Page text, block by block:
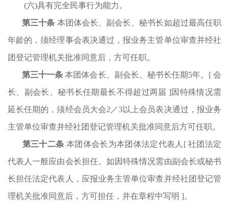
(六)具有完全民事行为能力 。
第三十条 本团体会长 、副会长 、秘书长如超过最高任职
年龄的，须经理事会表决通过，报业务主管单位审查并经社
团登记管理机关批准同意后，方可任职。
第三十一条 本团体会长 副会长 、秘书长任期5年。 [会
长
副会长 、秘书长任期最长不得超过两届 ]因特殊情况需
延长任期的，须经会员大会2／3以上会员表决通过，报业务
主管单位审查并经社团登记管理机关批准同意后方可任职。
第三十二条 本团体会长为本团体法定代表人 [ 社团法定
代表人一般应由会长担任。如因特殊情况需由副会长或秘书
长担任法定代表人，应报业务主管单位审查并经社团登记管
理机关批准同意后，方可担任，并在章程中写明 ]。